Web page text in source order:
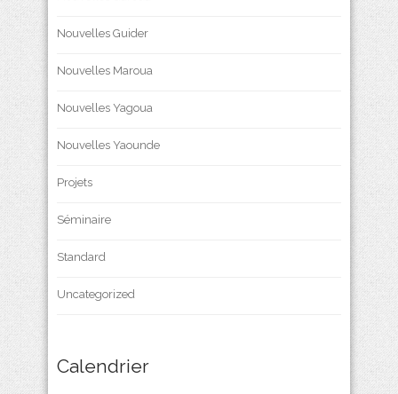
Nouvelles Guider
Nouvelles Maroua
Nouvelles Yagoua
Nouvelles Yaounde
Projets
Séminaire
Standard
Uncategorized
Calendrier